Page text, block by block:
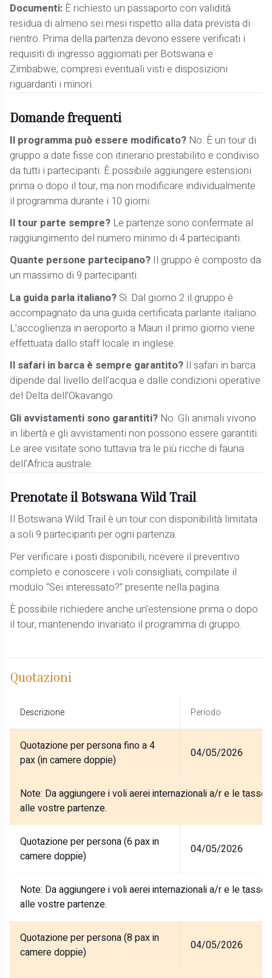
Documenti: È richiesto un passaporto con validità
residua di almeno sei mesi rispetto alla data prevista di
rientro. Prima della partenza devono essere verificati i
requisiti di ingresso aggiornati per Botswana e
Zimbabwe, compresi eventuali visti e disposizioni
riguardanti i minori.
Domande frequenti
Il programma può essere modificato? No. È un tour di
gruppo a date fisse con itinerario prestabilito e condiviso
da tutti i partecipanti. È possibile aggiungere estensioni
prima o dopo il tour, ma non modificare individualmente
il programma durante i 10 giorni.
Il tour parte sempre? Le partenze sono confermate al
raggiungimento del numero minimo di 4 partecipanti.
Quante persone partecipano? Il gruppo è composto da
un massimo di 9 partecipanti.
La guida parla italiano? Sì. Dal giorno 2 il gruppo è
accompagnato da una guida certificata parlante italiano.
L’accoglienza in aeroporto a Maun il primo giorno viene
effettuata dallo staff locale in inglese.
Il safari in barca è sempre garantito? Il safari in barca
dipende dal livello dell’acqua e dalle condizioni operative
del Delta dell’Okavango.
Gli avvistamenti sono garantiti? No. Gli animali vivono
in libertà e gli avvistamenti non possono essere garantiti.
Le aree visitate sono tuttavia tra le più ricche di fauna
dell’Africa australe.
Prenotate il Botswana Wild Trail
Il Botswana Wild Trail è un tour con disponibilità limitata
a soli 9 partecipanti per ogni partenza.
Per verificare i posti disponibili, ricevere il preventivo
completo e conoscere i voli consigliati, compilate il
modulo “Sei interessato?” presente nella pagina.
È possibile richiedere anche un’estensione prima o dopo
il tour, mantenendo invariato il programma di gruppo.
Quotazioni
Descrizione Periodo
Quotazione per persona fino a 4
pax (in camere doppie)
04/05/2026
Note: Da aggiungere i voli aerei internazionali a/r e le
alle vostre partenze.
Quotazione per persona (6 pax in
camere doppie)
04/05/2026
Note: Da aggiungere i voli aerei internazionali a/r e le
alle vostre partenze.
Quotazione per persona (8 pax in
camere doppie)
04/05/2026